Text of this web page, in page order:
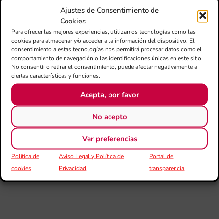
Ajustes de Consentimiento de
Cookies
Para ofrecer las mejores experiencias, utilizamos tecnologías como las
cookies para almacenar y/o acceder a la información del dispositivo. El
consentimiento a estas tecnologías nos permitirá procesar datos como el
comportamiento de navegación o las identificaciones únicas en este sitio.
No consentir o retirar el consentimiento, puede afectar negativamente a
ciertas características y funciones.
Acepta, por favor
No acepto
Ver preferencias
Política de
cookies
Aviso Legal y Política de
Privacidad
Portal de
transparencia